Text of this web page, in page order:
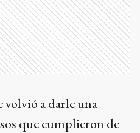
volvió a darle una
que cumplieron de